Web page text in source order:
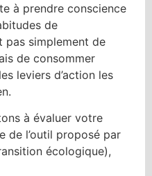
à prendre conscience
de
pas simplement de
de consommer
leviers d’action les
à évaluer votre
de l’outil proposé par
écologique),